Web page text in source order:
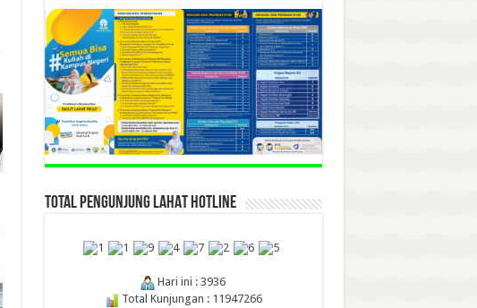
TOTAL PENGUNJUNG LAHAT HOTLINE
Hari ini : 3936
Total Kunjungan : 11947266